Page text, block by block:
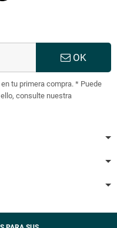
OK
tu primera compra. * Puede
consulte nuestra